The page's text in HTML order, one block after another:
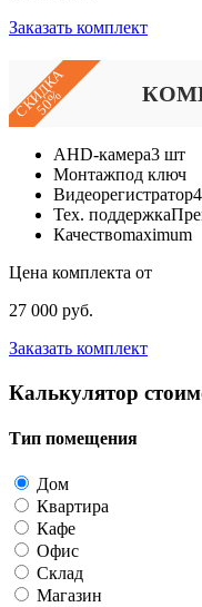
Заказать комплект
СКИДКА
50%
AHD-камера3 шт
Монтажпод ключ
Видеорегистратор
Тех. поддержка
Качествоmaximum
Цена комплекта от
27 000 руб.
Заказать комплект
Калькулятор
Тип помещения
Дом
Квартира
Кафе
Офис
Склад
Магазин